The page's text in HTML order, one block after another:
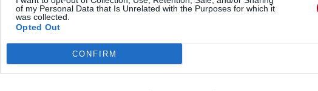
of my Personal Data that Is Unrelated with the Purposes for which it
was collected.
Opted Out
CONFIRM